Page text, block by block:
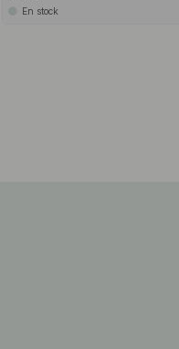
En stock